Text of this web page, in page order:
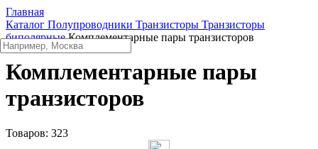
Главная
Каталог Полупроводники Транзисторы Транзисторы
биполярные Комплементарные пары транзисторов
Комплементарные пары
транзисторов
Товаров: 323